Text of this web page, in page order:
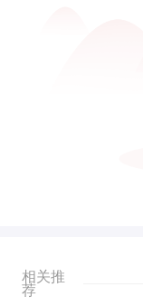
相关推
荐